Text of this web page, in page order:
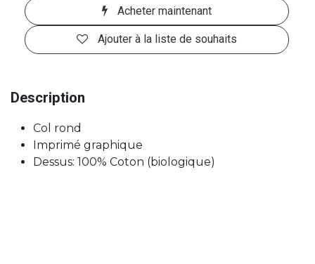
Acheter maintenant
Ajouter à la liste de souhaits
Description
Col rond
Imprimé graphique
Dessus: 100% Coton (biologique)